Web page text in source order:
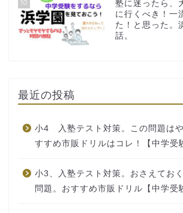
10
塾に迷ったら、
に行くべき！一
た！と思った。
話。
最近の投稿
小4 入塾テスト対策。この問題は
すすめ市販ドリルはコレ！【中学受
小3、入塾テスト対策。おさえてお
問題。おすすめ市販ドリル【中学受